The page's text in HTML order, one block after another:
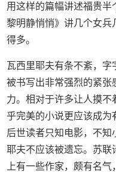
用这样的篇幅讲述福贵半
黎明静悄悄》讲几个女兵
得多。
瓦西里耶夫有条不紊，字
被书写出非常强烈的紧张
力。相对于许多让人摸
乎完美的小说更应该成为
后世读者只知电影，不知
耶夫不应该被遗忘。苏联
上有一些作家，颇有名